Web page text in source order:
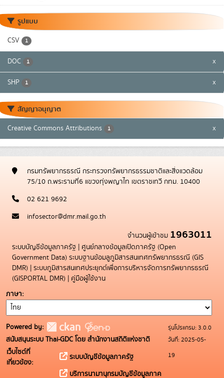
รูปแบบ
CSV 1
DOC 1 x
SHP 1 x
สัญญาอนุญาต
Creative Commons Attributions 1 x
กรมทรัพยากรธรณี กระทรวงทรัพยากรธรรมชาติและสิ่งแวดล้อม
75/10 ถ.พระรามที่6 แขวงทุ่งพญาไท เขตราชเทวี กทม. 10400
02 621 9692
infosector@dmr.mail.go.th
จำนวนผู้เข้าชม 1963011
ระบบบัญชีข้อมูลภาครัฐ | ศูนย์กลางข้อมูลเปิดภาครัฐ (Open
Government Data) ระบบฐานข้อมลูภูมิสารสนเทศทรัพยากรธรณี (GIS
DMR) | ระบบภูมิสารสนเทศประยุกต์เพื่อการบริหารจัดการทรัพยากรธรณี
(GISPORTAL DMR) | คู่มือผู้ใช้งาน
ภาษา
Powered by:
สนับสนุนระบบ Thai-GDC โดย สำนักงานสถิติแห่งชาติ
เว็บไซต์ที่
เกี่ยวข้อง:
ระบบบัญชีข้อมูลภาครัฐ
บริการนามานุกรมบัญชีข้อมูลภาค
รุ่นโปรแกรม: 3.0.0
วันที่: 2025-05-
19